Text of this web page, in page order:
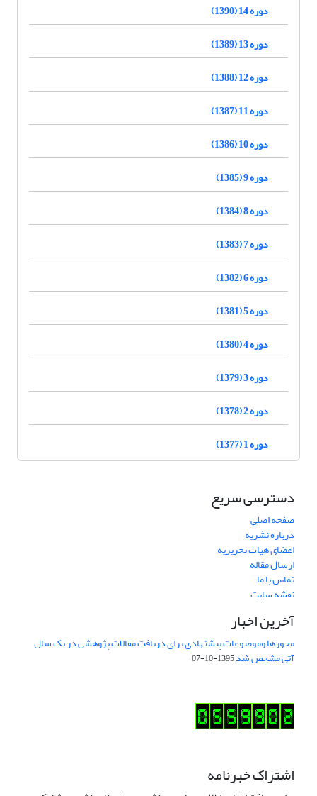
دوره 14 (1390)
دوره 13 (1389)
دوره 12 (1388)
دوره 11 (1387)
دوره 10 (1386)
دوره 9 (1385)
دوره 8 (1384)
دوره 7 (1383)
دوره 6 (1382)
دوره 5 (1381)
دوره 4 (1380)
دوره 3 (1379)
دوره 2 (1378)
دوره 1 (1377)
دسترسی سریع
صفحه اصلی
درباره نشریه
اعضای هیات تحریریه
ارسال مقاله
تماس با ما
نقشه سایت
آخرین اخبار
محورها وموضوعات پیشنهادی برای دریافت مقالات پژوهشی در یک سال
آتی مشخص شد1395-10-07
اشتراک خبرنامه